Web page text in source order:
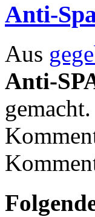
Anti-
Aus
Anti-